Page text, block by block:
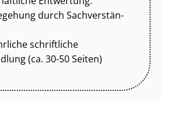
durch Sach­ver­stän­
schriftliche
(ca. 30-50 Seiten)